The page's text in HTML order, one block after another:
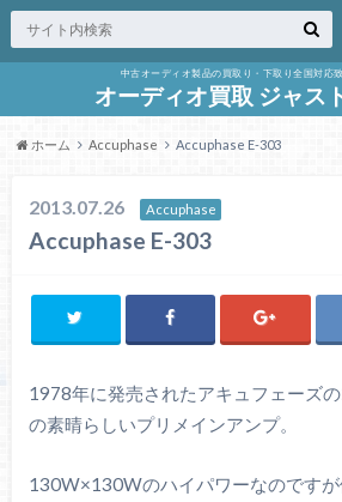
中古オーディオ製品の買取り・下取り全国対応
オーディオ買取 ジャス
ホーム Accuphase Accuphase E-303
2013.07.26 Accuphase
Accuphase E-303
1978年に発売されたアキュフェーズ
の素晴らしいプリメインアンプ。
130W×130Wのハイパワーなのです